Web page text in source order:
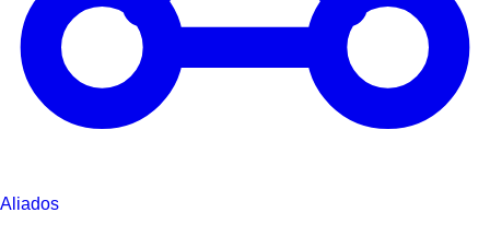
Aliados